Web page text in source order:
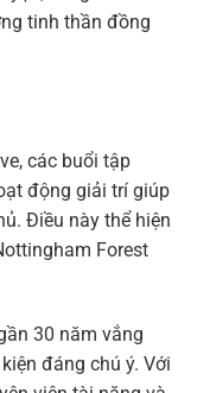
tinh thần đồng
các buổi tập
động giải trí giúp
Điều này thể hiện
Forest
30 năm vắng
đáng chú ý. Với